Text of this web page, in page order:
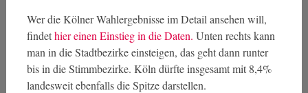
Wer die Kölner Wahlergebnisse im Detail ansehen will,
findethier einen Einstieg in die Daten. Unten rechts kann
man in die Stadtbezirke einsteigen, das geht dann runter
bis in die Stimmbezirke. Köln dürfte insgesamt mit 8,4%
landesweit ebenfalls die Spitze darstellen.